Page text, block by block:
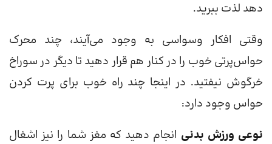
دهد لذت ببرید.
وقتی افکار وسواسی به وجود می‌آیند، چند محرک
حواس‌پرتی خوب را در کنار هم قرار دهید تا دیگر در سوراخ
خرگوش نیفتید. در اینجا چند راه خوب برای پرت کردن
حواس وجود دارد:
نوعی ورزش بدنی انجام دهید که مغز شما را نیز اشغال